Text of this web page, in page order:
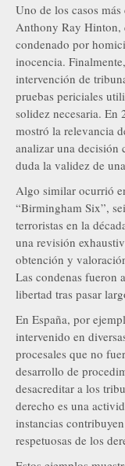
Uno de los casos
Anthony Ray Hinton,
condenado por
inocencia.
intervención de
pruebas periciales
solidez necesaria. En
mostró la relevancia
analizar una decisión
duda la validez de
Algo similar ocurrió
“Birmingham Six”,
terroristas en la
una revisión
obtención y
Las condenas fueron
libertad tras pasar
En España, por
intervenido en
procesales que no
desarrollo de
desacreditar a los
derecho es una
instancias
respetuosas de los